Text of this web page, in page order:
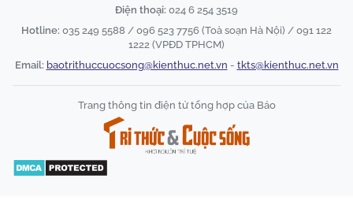
Điện thoại: 024 6 254 3519
Hotline: 035 249 5588 / 096 523 7756 (Toà soạn Hà Nội) / 091 122
1222 (VPĐD TPHCM)
Email: baotrithuccuocsong@kienthuc.net.vn - tkts@kienthuc.net.vn
Trang thông tin điện tử tổng hợp của Báo